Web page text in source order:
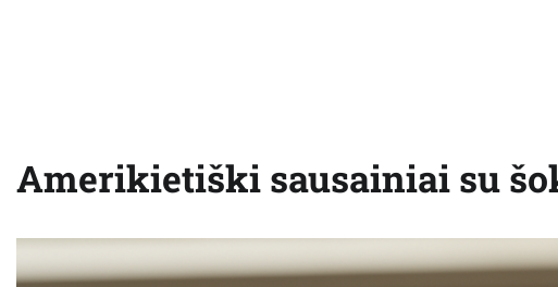
Amerikietiški sausainiai su